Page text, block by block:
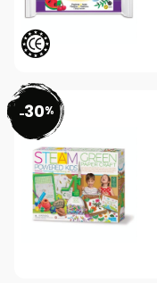
-30%